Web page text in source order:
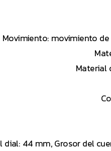
Movimiento: movimiento
Material
44 mm, Grosor del